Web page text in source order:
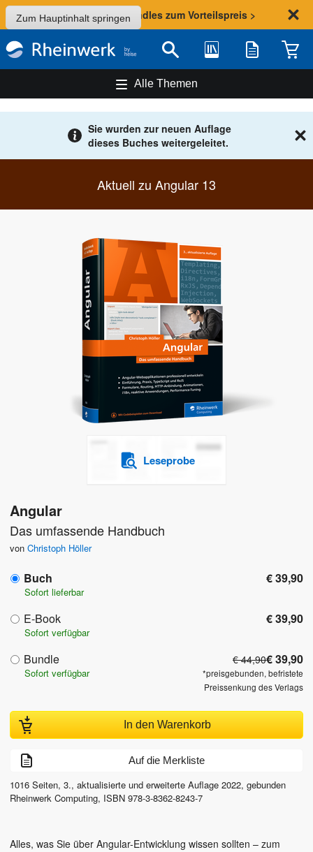
Zum Hauptinhalt springen
Sommer-Aktion: Bundles zum Vorteilspreis >
Suche Bibliothek Merkliste
Alle Themen
Sie wurden zur neuen Auflage
dieses Buches weitergeleitet.
Aktuell zu Angular 13
Leseprobe
Angular
Das umfassende Handbuch
von Christoph Höller
Buch € 39,90
Sofort lieferbar
E-Book € 39,90
Sofort verfügbar
Bundle € 44,90€ 39,90
*preisgebunden, befristete
Preissenkung des Verlags
Sofort verfügbar
In den Warenkorb
Auf die Merkliste
1016 Seiten, 3., aktualisierte und erweiterte Auflage 2022, gebunden
Rheinwerk Computing, ISBN 978-3-8362-8243-7
Alles, was Sie über Angular-Entwicklung wissen sollten – zum